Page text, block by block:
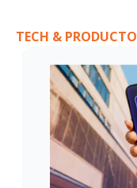
TECH & PRODUCTO